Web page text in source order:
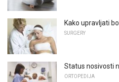
Kako upravljati
SURGERY
Status nosivosti
ORTOPEDIJA